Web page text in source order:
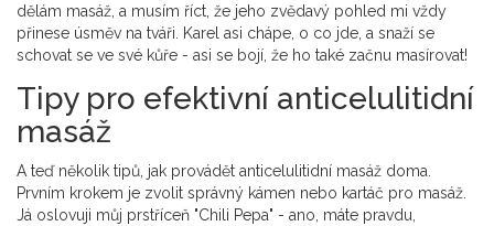
dělám masáž, a musím říct, že jeho zvědavý pohled mi vždy
přinese úsměv na tváři. Karel asi chápe, o co jde, a snaží se
schovat se ve své kůře - asi se bojí, že ho také začnu masírovat!
Tipy pro efektivní anticelulitidní
masáž
A teď několik tipů, jak provádět anticelulitidní masáž doma.
Prvním krokem je zvolit správný kámen nebo kartáč pro masáž.
Já oslovuji můj prstříceň "Chili Pepa" - ano, máte pravdu,